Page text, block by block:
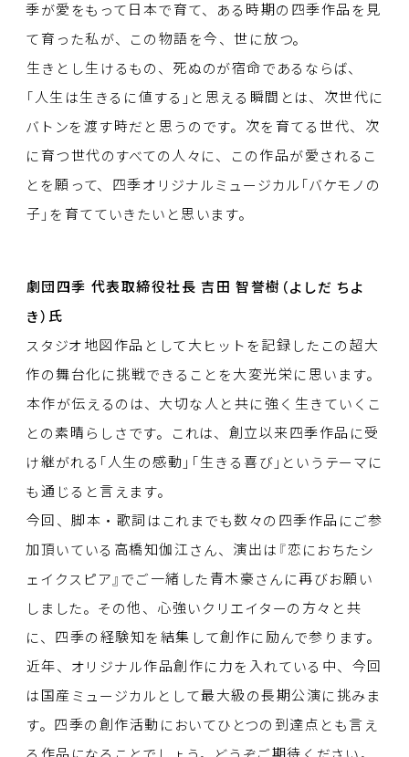
季が愛 をもって 日本で 育て、ある 時期 の 四季作品 を 見
て 育 った私 が、この 物語を今 、 世 に放つ。
生 きとし生 けるもの、 死ぬのが宿命であるならば、
「人生 は生 きるに値する」と 思 える 瞬間 とは、 次世代に
バトンを 渡す時だと 思 うのです。 次を 育てる 世代、
次
に 育つ世代のすべての 人 々に、この 作品が愛 されるこ
とを願 って、 四季オリジナルミュージカル「バケモノの
子 」を 育てていきたいと 思 います。
劇団四季 代表取締役社長 吉田 智誉樹 （よしだ ちよ
き） 氏
スタジオ 地図作品 として 大 ヒットを 記録 したこの 超大
作の舞台化 に挑戦できることを 大変光栄に 思 います。
本作が伝 えるのは、 大切な 人 と 共に強 く 生 きていくこ
との 素晴 らしさです。これは、 創立以来四季作品 に受
け継がれる「人生 の感動 」「生 きる 喜 び」というテーマに
も 通 じると 言 えます。
今回 、 脚本 ・ 歌詞 はこれまでも数々の 四季作品 にご参
加頂 いている 高橋知伽江さん、 演出 は『恋 におちたシ
ェイクスピア』でご 一緒 した 青木豪 さんに再びお願 い
しました。その他 、 心強いクリエイターの 方々と 共
に、 四季の 経験知を 結集 して創作に 励んで参 ります。
近年、オリジナル作品創作に 力を 入れている 中、 今回
は 国産 ミュージカルとして最大級 の長期公演に挑みま
す。 四季の 創作活動 においてひとつの 到達点 とも 言 え